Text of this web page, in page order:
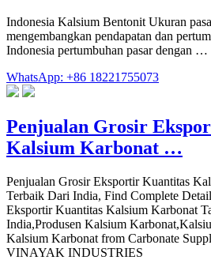
Indonesia Kalsium Bentonit Ukuran
mengembangkan pendapatan dan
Indonesia pertumbuhan pasar dengan …
WhatsApp: +86 18221755073
Penjualan Grosir
Kalsium Karbonat …
Penjualan Grosir Eksportir Kuantitas
Terbaik Dari India, Find Complete
Eksportir Kuantitas Kalsium Karbonat
India,Produsen Kalsium
Kalsium Karbonat from Carbonate
VINAYAK INDUSTRIES